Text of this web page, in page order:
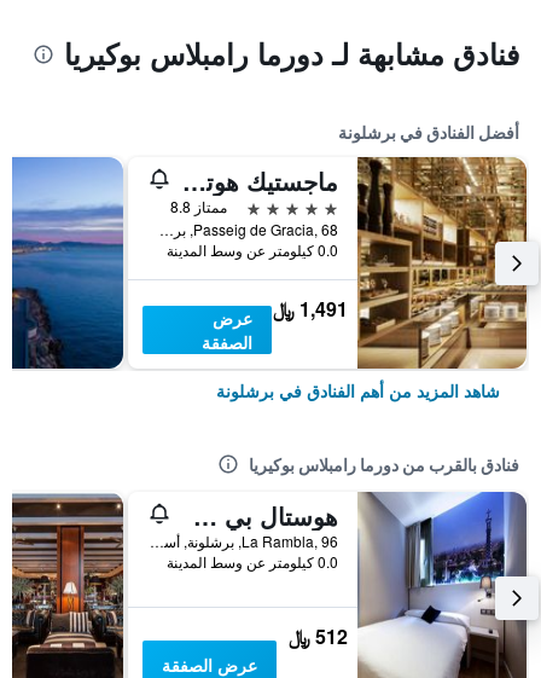
فنادق مشابهة لـ دورما رامبلاس بوكيريا
أفضل الفنادق في برشلونة
ماجستيك هوتل آند سبا برشلونة جي إل
5 نجوم
ممتاز 8.8
Passeig de Gracia, 68, برشلونة, أسبانيا
0.0 كيلومتر عن وسط المدينة
1,491 ﷼
عرض
الصفقة
شاهد المزيد من أهم الفنادق في برشلونة
فنادق بالقرب من دورما رامبلاس بوكيريا
هوستال بي سي إن رامبلاس
La Rambla, 96, برشلونة, أسبانيا
0.0 كيلومتر عن وسط المدينة
512 ﷼
عرض الصفقة